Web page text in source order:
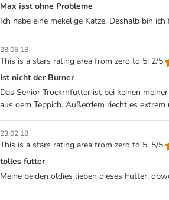
Max isst ohne Probleme
Ich habe eine mekelige Katze. Deshalb bin
28.05.18
This is a stars rating area from zero to 5: 2/5
Ist nicht der Burner
Das Senior Trockrnfutter ist bei keinen
aus dem Teppich. Außerdem riecht es
23.02.18
This is a stars rating area from zero to 5: 5/5
tolles futter
Meine beiden oldies lieben dieses Futter,